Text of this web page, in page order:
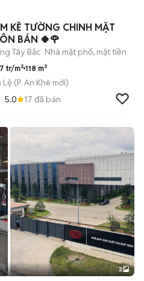
KỀ TƯỜNG CHINH MẶT
BUÔN BÁN 🍀🌹
Tây Bắc Nhà mặt phố, mặt tiền
tr/m² 118 m²
Lệ (P. An Khê mới)
5.0 17 đã bán
2